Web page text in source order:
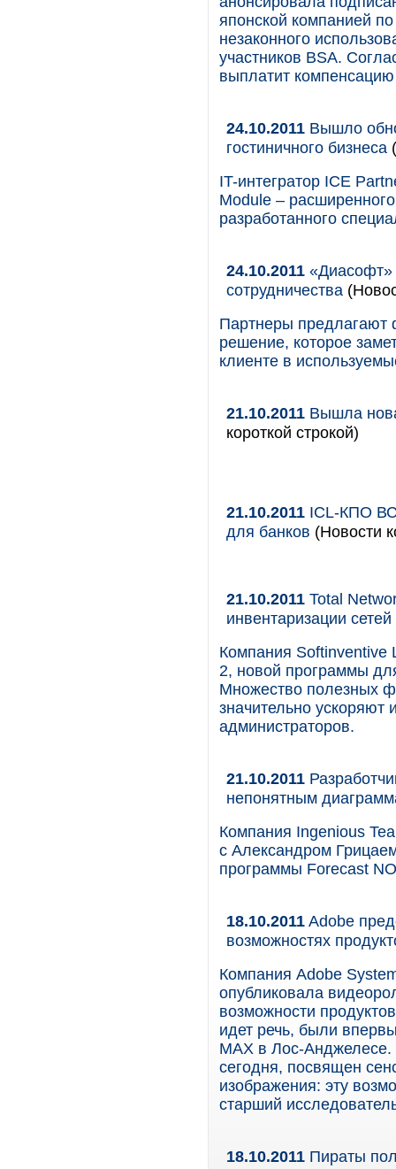
японской компанией
незаконного
участников BSA.
выплатит
24.10.2011 Вышло
гостиничного бизнеса
IT-интегратор ICE
Module –
разработанного
24.10.2011 «Диасофт»
сотрудничества
Партнеры предлагают
решение, которое
клиенте в
21.10.2011 Вышла
короткой строкой)
21.10.2011 ICL-КПО
для банков (Новости
21.10.2011 Total
инвентаризации сетей
Компания Softinventive
2, новой программы
Множество полезных
значительно
администраторов.
21.10.2011
непонятным
Компания Ingenious
с Александром
программы Forecast
18.10.2011Adobe
возможностях
Компания Adobe
опубликовала
возможности
идет речь, были
MAX в Лос-Анджелесе.
сегодня, посвящен
изображения: эту
старший
18.10.2011 Пираты